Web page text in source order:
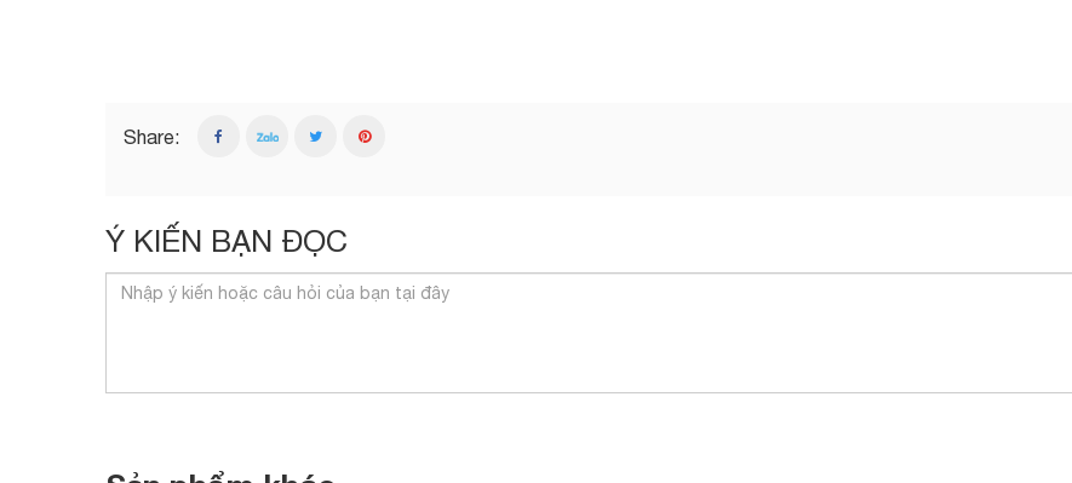
Share:
Ý KIẾN BẠN ĐỌC